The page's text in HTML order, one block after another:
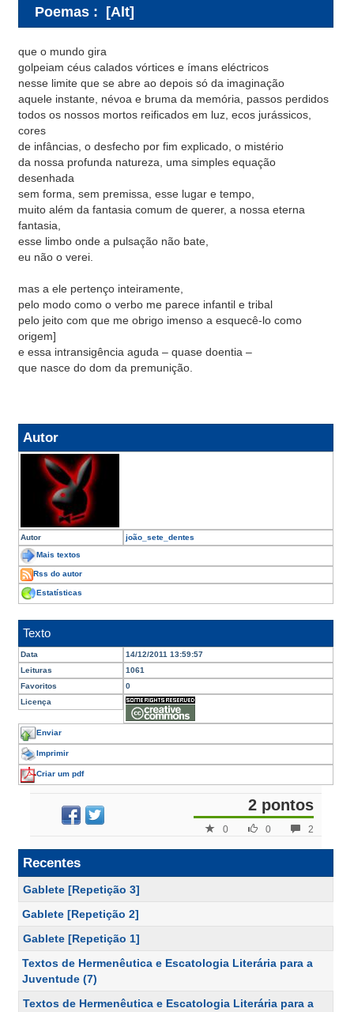
Poemas : [Alt]
que o mundo gira
golpeiam céus calados vórtices e ímans eléctricos
nesse limite que se abre ao depois só da imaginação
aquele instante, névoa e bruma da memória, passos perdidos
todos os nossos mortos reificados em luz, ecos jurássicos,
cores
de infâncias, o desfecho por fim explicado, o mistério
da nossa profunda natureza, uma simples equação
desenhada
sem forma, sem premissa, esse lugar e tempo,
muito além da fantasia comum de querer, a nossa eterna
fantasia,
esse limbo onde a pulsação não bate,
eu não o verei.
mas a ele pertenço inteiramente,
pelo modo como o verbo me parece infantil e tribal
pelo jeito com que me obrigo imenso a esquecê-lo como
origem]
e essa intransigência aguda – quase doentia –
que nasce do dom da premunição.
Autor
Autor joão_sete_dentes
Mais textos
Rss do autor
Estatísticas
Texto
Data
14/12/2011 13:59:57
Leituras
1061
Favoritos
0
Licença
Enviar
Imprimir
Criar um pdf
2 pontos
2
0
0
Recentes
Gablete [Repetição 3]
Gablete [Repetição 2]
Gablete [Repetição 1]
Textos de Hermenêutica e Escatologia Literária para a
Juventude (7)
Textos de Hermenêutica e Escatologia Literária para a